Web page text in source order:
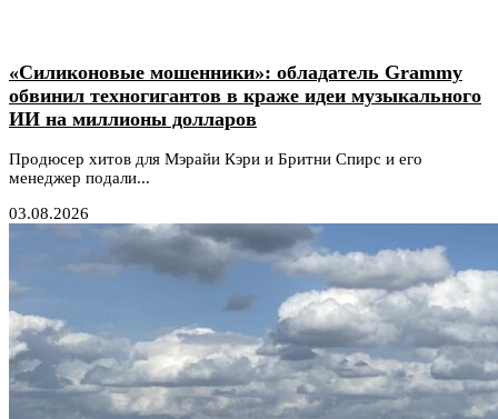
«Силиконовые мошенники»: обладатель Grammy
обвинил техногигантов в краже идеи музыкального
ИИ на миллионы долларов
Продюсер хитов для Мэрайи Кэри и Бритни Спирс и его
менеджер подали...
03.08.2026